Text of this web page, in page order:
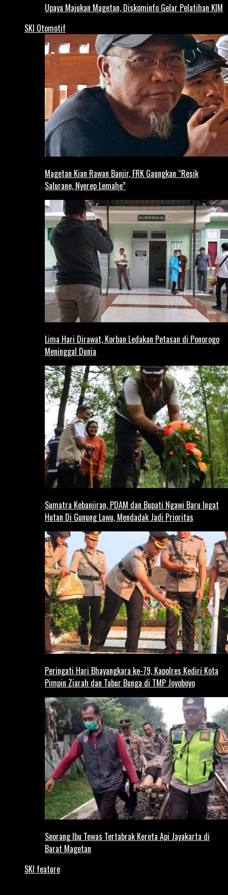
Upaya Majukan Magetan, Diskominfo Gelar Pelatihan KIM
SKI Otomotif
Magetan Kian Rawan Banjir, FRK Gaungkan “Resik
Salurane, Nyerep Lemahe”
Lima Hari Dirawat, Korban Ledakan Petasan di Ponorogo
Meninggal Dunia
Sumatra Kebanjiran, PDAM dan Bupati Ngawi Baru Ingat
Hutan Di Gunung Lawu, Mendadak Jadi Prioritas
Peringati Hari Bhayangkara ke-79, Kapolres Kediri Kota
Pimpin Ziarah dan Tabur Bunga di TMP Joyoboyo
Seorang Ibu Tewas Tertabrak Kereta Api Jayakarta di
Barat Magetan
SKI feature